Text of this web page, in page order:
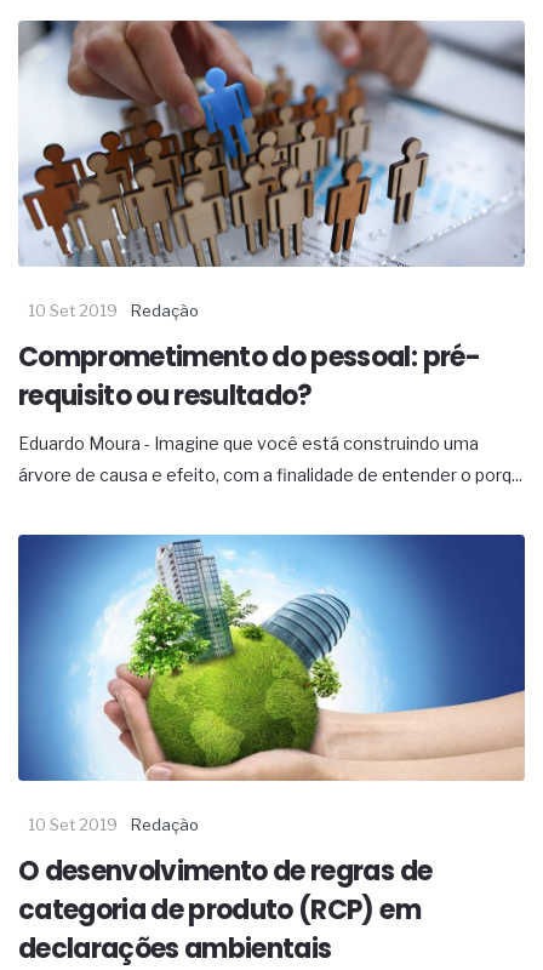
10 Set 2019 Redação
Comprometimento do pessoal: pré-
requisito ou resultado?
Eduardo Moura - Imagine que você está construindo uma
árvore de causa e efeito, com a finalidade de entender o porq...
10 Set 2019 Redação
O desenvolvimento de regras de
categoria de produto (RCP) em
declarações ambientais